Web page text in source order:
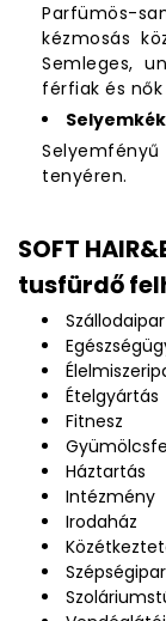
Parfümös-
kézmosás
Semleges,
férfiak és
tenyéren.
SOFT
tusfürdő
Szállodaipar
Ételgyártás
Fitnesz
Háztartás
Intézmény
Irodaház
Szépségipar